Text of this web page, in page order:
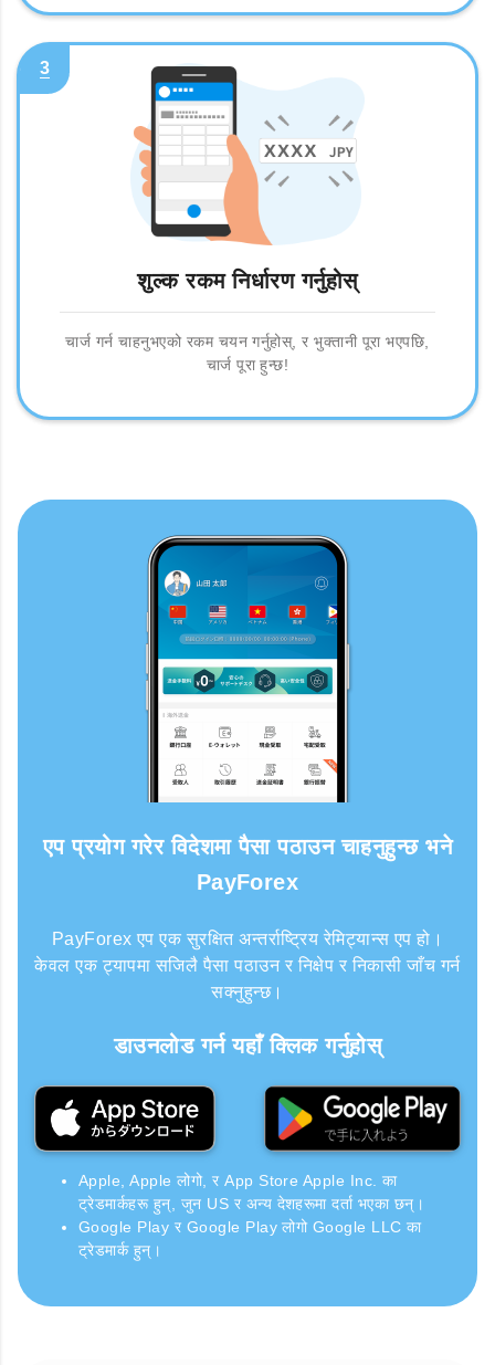
3
शुल्क रकम निर्धारण गर्नुहोस्
चार्ज गर्न चाहनुभएको रकम चयन गर्नुहोस्, र भुक्तानी पूरा भएपछि,
चार्ज पूरा हुन्छ!
एप प्रयोग गरेर विदेशमा पैसा पठाउन चाहनुहुन्छ भने
PayForex
PayForex एप एक सुरक्षित अन्तर्राष्ट्रिय रेमिट्यान्स एप हो।
केवल एक ट्यापमा सजिलै पैसा पठाउन र निक्षेप र निकासी जाँच गर्न
सक्नुहुन्छ।
डाउनलोड गर्न यहाँ क्लिक गर्नुहोस्
Apple, Apple लोगो, र App Store Apple Inc. का
ट्रेडमार्कहरू हुन्, जुन US र अन्य देशहरूमा दर्ता भएका छन्।
Google Play र Google Play लोगो Google LLC का
ट्रेडमार्क हुन्।